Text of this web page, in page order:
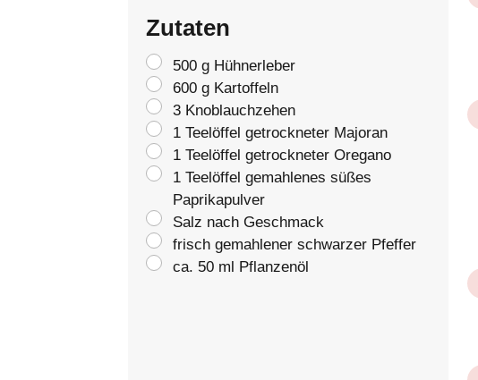
Zutaten
500 g Hühnerleber
600 g Kartoffeln
3 Knoblauchzehen
1 Teelöffel getrockneter Majoran
1 Teelöffel getrockneter Oregano
1 Teelöffel gemahlenes süßes
Paprikapulver
Salz nach Geschmack
frisch gemahlener schwarzer Pfeffer
ca. 50 ml Pflanzenöl